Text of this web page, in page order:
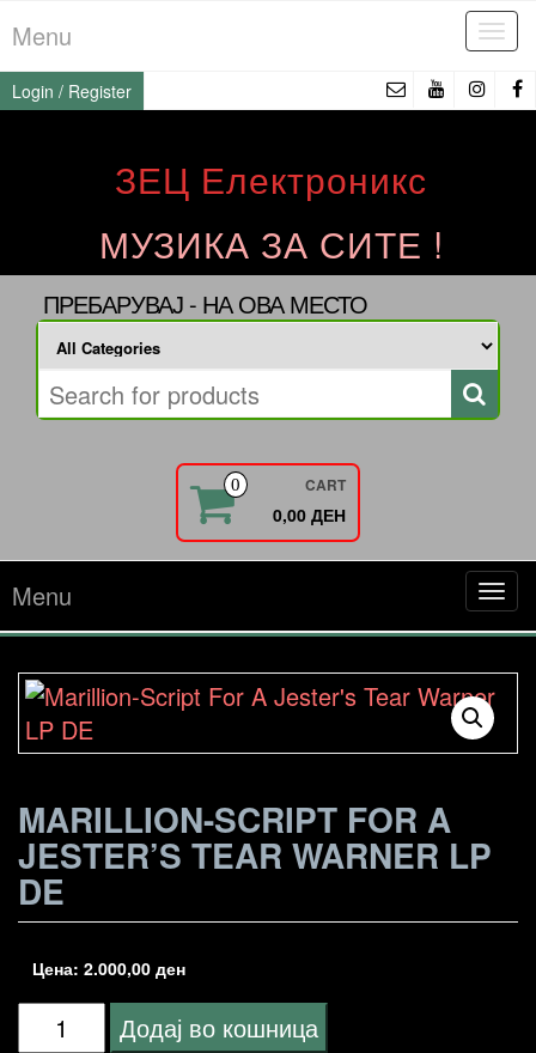
to
the
content
Menu
Login / Register
ЗЕЦ Електроникс
МУЗИКА ЗА СИТЕ !
ПРЕБАРУВАЈ - НА ОВА МЕСТО
0 CART
0,00 ДЕН
Menu
MARILLION-SCRIPT FOR A
JESTER’S TEAR WARNER LP
DE
Цена: 2.000,00 ден
Marillion-Додај во кошница